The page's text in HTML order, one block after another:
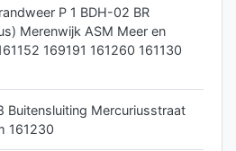
P 1 BDH-02 BR
Merenwijk ASM Meer en
169191 161260 161130
Buitensluiting Mercuriusstraat
161230